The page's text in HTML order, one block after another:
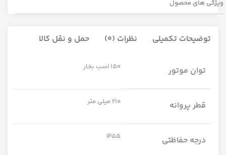
ویژگی های محصول
توضیحات تکمیلی نظرات (0) حمل و نقل کالا
توان موتور 150 اسب بخار
قطر پروانه 210 میلی متر
درجه حفاظتی IP55